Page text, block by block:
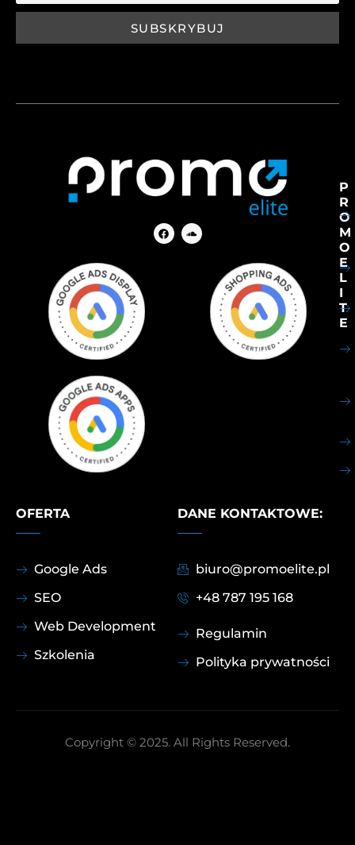
P
R
O
M
O
E
L
I
T
E
OFERTA
Google Ads
SEO
Web Development
Szkolenia
DANE KONTAKTOWE:
biuro@promoelite.pl
+48 787 195 168
Regulamin
Polityka prywatności
Copyright © 2025. All Rights Reserved.